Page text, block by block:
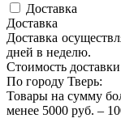
Доставка
Доставка
Доставка
дней в неделю.
Стоимость
По городу Тверь:
Товары на сумму
менее 5000 руб. –